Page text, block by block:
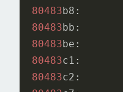
80483b8:
80483bb:
80483be:
80483c1:
80483c2: